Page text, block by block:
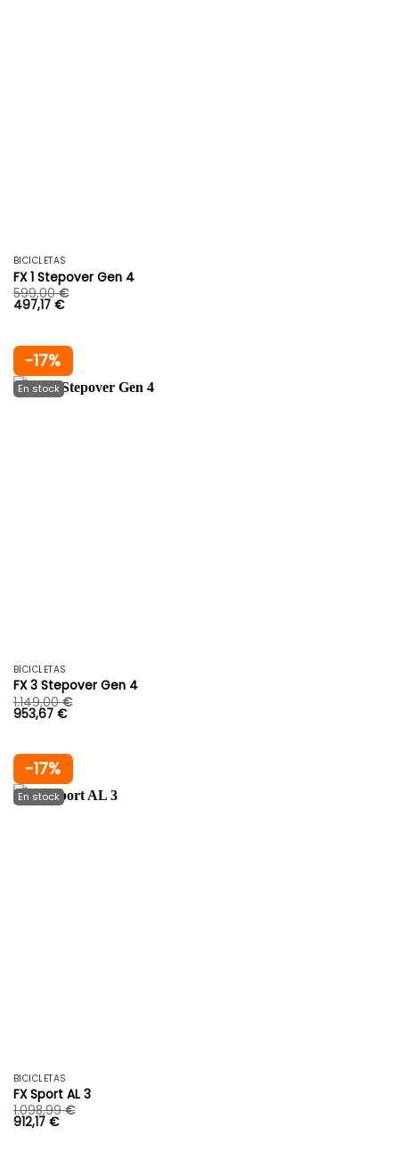
BICICLETAS
FX 1 Stepover Gen 4
599,00€
497,17 €
-17%
BICICLETAS
FX 3 Stepover Gen 4
1.149,00€
953,67 €
-17%
BICICLETAS
FX Sport AL 3
1.098,99€
912,17 €